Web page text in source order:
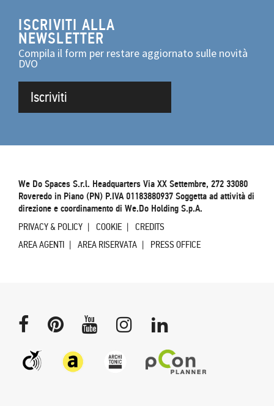
ISCRIVITI ALLA
NEWSLETTER
Compila il form per restare aggiornato sulle novità
DVO
Iscriviti
We Do Spaces S.r.l. Headquarters Via XX Settembre, 272 33080
Roveredo in Piano (PN) P.IVA 01183880937 Soggetta ad attività di
direzione e coordinamento di We.Do Holding S.p.A.
PRIVACY & POLICY COOKIE
CREDITS
AREA AGENTI
AREA RISERVATA PRESS OFFICE